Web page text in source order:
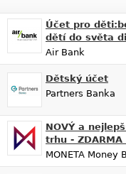
Účet pro
dětí do světa
Air Bank
Dětský účet
Partners Banka
NOVÝ a
trhu -
MONETA Money